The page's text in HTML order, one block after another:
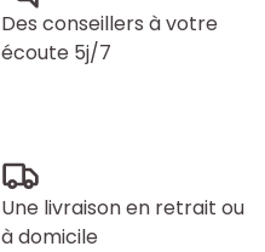
Des conseillers à votre
écoute 5j/7
Une livraison en retrait ou
à domicile